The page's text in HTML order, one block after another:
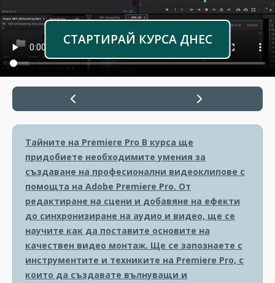
СТАРТИРАЙ КУРСА ДНЕС
Тайните на Premiere Pro В курса ще
придобиете необходимите умения за
създаване на професионални видеоклипове с
помощта на Adobe Premiere Pro. От
редактиране на сцени и добавяне на ефекти
до синхронизиране на аудио и видео, ще се
научите как да поставите основите на
качествен видео монтаж. Ще се запознаете с
инструментите и техниките на Premiere Pro, с
които да създавате вълнуващи и